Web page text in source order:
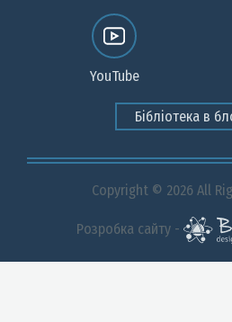
YouTube
Бібліотека в
Copyright © 2026 All
Розробка сайту -